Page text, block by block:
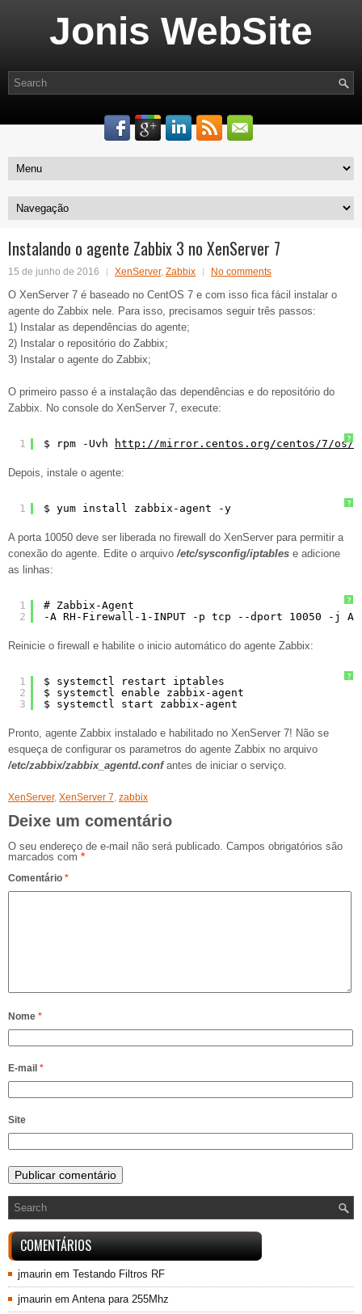
Jonis WebSite
Instalando o agente Zabbix 3 no XenServer 7
15 de junho de 2016 XenServer, Zabbix No comments
O XenServer 7 é baseado no CentOS 7 e com isso fica fácil instalar o
agente do Zabbix nele. Para isso, precisamos seguir três passos:
1) Instalar as dependências do agente;
2) Instalar o repositório do Zabbix;
3) Instalar o agente do Zabbix;
O primeiro passo é a instalação das dependências e do repositório do
Zabbix. No console do XenServer 7, execute:
?
1 $ rpm -Uvh http://mirror.centos.org/centos/7/os/
Depois, instale o agente:
?
1 $ yum install zabbix-agent -y
A porta 10050 deve ser liberada no firewall do XenServer para permitir a
conexão do agente. Edite o arquivo/etc/sysconfig/iptables e adicione
as linhas:
?
1
2
# Zabbix-Agent
-A RH-Firewall-1-INPUT -p tcp --dport 10050 -j
Reinicie o firewall e habilite o inicio automático do agente Zabbix:
?
1
2
3
$ systemctl restart iptables
$ systemctl enable zabbix-agent
$ systemctl start zabbix-agent
Pronto, agente Zabbix instalado e habilitado no XenServer 7! Não se
esqueça de configurar os parametros do agente Zabbix no arquivo
/etc/zabbix/zabbix_agentd.confantes de iniciar o serviço.
XenServer, XenServer 7, zabbix
Deixe um comentário
O seu endereço de e-mail não será publicado. Campos obrigatórios são
marcados com *
Comentário *
Nome *
E-mail *
Site
COMENTÁRIOS
jmaurin em Testando Filtros RF
jmaurin em Antena para 255Mhz